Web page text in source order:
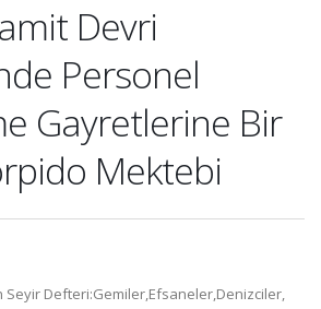
Devri
Personel
Gayretlerine Bir
Mektebi
Seyir Defteri:Gemiler,Efsaneler,Denizciler,